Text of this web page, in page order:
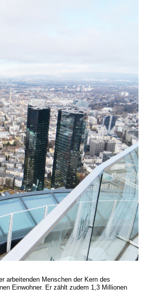
arbeitenden Menschen der Kern des
Einwohner. Er zählt zudem 1,3 Millionen